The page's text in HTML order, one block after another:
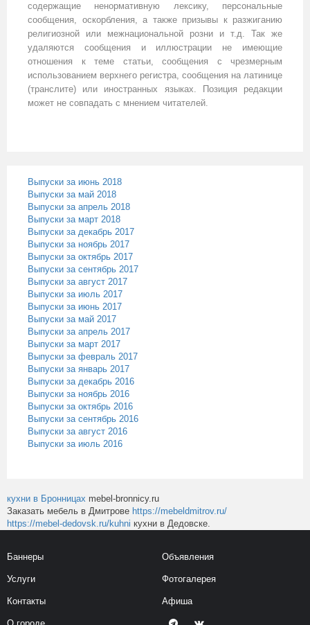
содержащие ненормативную лексику, персональные
сообщения, оскорбления, а также призывы к разжиганию
религиозной или межнациональной розни и т.д. Так же
удаляются сообщения и иллюстрации не имеющие
отношения к теме статьи, сообщения с чрезмерным
использованием верхнего регистра, сообщения на латинице
(транслите) или иностранных языках. Позиция редакции
может не совпадать с мнением читателей.
Выпуски за июнь 2018
Выпуски за май 2018
Выпуски за апрель 2018
Выпуски за март 2018
Выпуски за декабрь 2017
Выпуски за ноябрь 2017
Выпуски за октябрь 2017
Выпуски за сентябрь 2017
Выпуски за август 2017
Выпуски за июль 2017
Выпуски за июнь 2017
Выпуски за май 2017
Выпуски за апрель 2017
Выпуски за март 2017
Выпуски за февраль 2017
Выпуски за январь 2017
Выпуски за декабрь 2016
Выпуски за ноябрь 2016
Выпуски за октябрь 2016
Выпуски за сентябрь 2016
Выпуски за август 2016
Выпуски за июль 2016
кухни в Бронницах mebel-bronnicy.ru
Заказать мебель в Дмитрове https://mebeldmitrov.ru/
https://mebel-dedovsk.ru/kuhni кухни в Дедовске.
Баннеры
Услуги
Контакты
Объявления
Фотогалерея
Афиша